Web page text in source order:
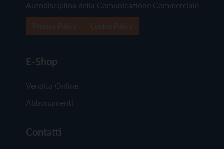
Autodisciplina della Comunicazione Commerciale
E-Shop
Vendita Online
Abbonamenti
Contatti